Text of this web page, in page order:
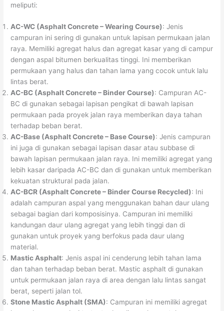
meliputi:
AC-WC (Asphalt Concrete – Wearing Course): Jenis
campuran ini sering di gunakan untuk lapisan permukaan jalan
raya. Memiliki agregat halus dan agregat kasar yang di campur
dengan aspal bitumen berkualitas tinggi. Ini memberikan
permukaan yang halus dan tahan lama yang cocok untuk lalu
lintas berat.
AC-BC (Asphalt Concrete – Binder Course): Campuran AC-
BC di gunakan sebagai lapisan pengikat di bawah lapisan
permukaan pada proyek jalan raya memberikan daya tahan
terhadap beban berat.
AC-Base (Asphalt Concrete – Base Course): Jenis campuran
ini juga di gunakan sebagai lapisan dasar atau subbase di
bawah lapisan permukaan jalan raya. Ini memiliki agregat yang
lebih kasar daripada AC-BC dan di gunakan untuk memberikan
kekuatan struktural pada jalan.
AC-BCR (Asphalt Concrete – Binder Course Recycled): Ini
adalah campuran aspal yang menggunakan bahan daur ulang
sebagai bagian dari komposisinya. Campuran ini memiliki
kandungan daur ulang agregat yang lebih tinggi dan di
gunakan untuk proyek yang berfokus pada daur ulang
material.
Mastic Asphalt: Jenis aspal ini cenderung lebih tahan lama
dan tahan terhadap beban berat. Mastic asphalt di gunakan
untuk permukaan jalan raya di area dengan lalu lintas sangat
berat, seperti jalan tol.
Stone Mastic Asphalt (SMA): Campuran ini memiliki agregat